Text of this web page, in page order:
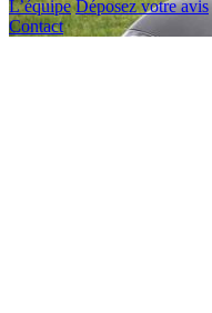
L’équipe Déposez votre avis
Contact